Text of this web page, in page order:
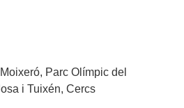
Parc Olímpic del
i Tuixén, Cercs